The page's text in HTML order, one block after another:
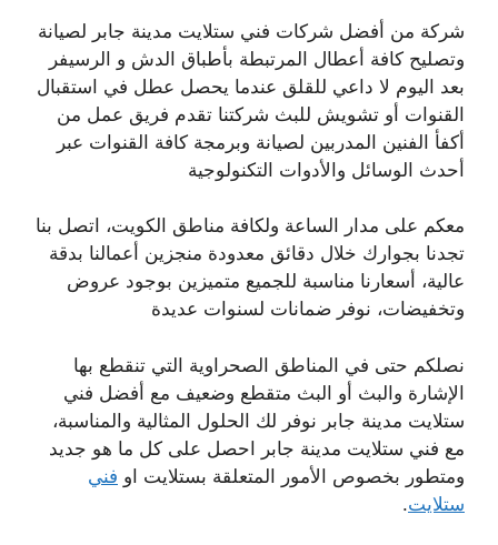
شركة من أفضل شركات فني ستلايت مدينة جابر لصيانة
وتصليح كافة أعطال المرتبطة بأطباق الدش و الرسيفر
بعد اليوم لا داعي للقلق عندما يحصل عطل في استقبال
القنوات أو تشويش للبث شركتنا تقدم فريق عمل من
أكفأ الفنين المدربين لصيانة وبرمجة كافة القنوات عبر
أحدث الوسائل والأدوات التكنولوجية
معكم على مدار الساعة ولكافة مناطق الكويت، اتصل بنا
تجدنا بجوارك خلال دقائق معدودة منجزين أعمالنا بدقة
عالية، أسعارنا مناسبة للجميع متميزين بوجود عروض
وتخفيضات، نوفر ضمانات لسنوات عديدة
نصلكم حتى في المناطق الصحراوية التي تنقطع بها
الإشارة والبث أو البث متقطع وضعيف مع أفضل فني
ستلايت مدينة جابر نوفر لك الحلول المثالية والمناسبة،
مع فني ستلايت مدينة جابر احصل على كل ما هو جديد
ومتطور بخصوص الأمور المتعلقة بستلايت او فني
ستلايت.